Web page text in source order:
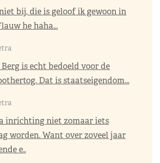
bij, die is geloof ik gewoon in
he haha...
Berg is echt bedoeld voor de
Dat is staatseigendom...
inrichting niet zomaar iets
worden. Want over zoveel jaar
e..